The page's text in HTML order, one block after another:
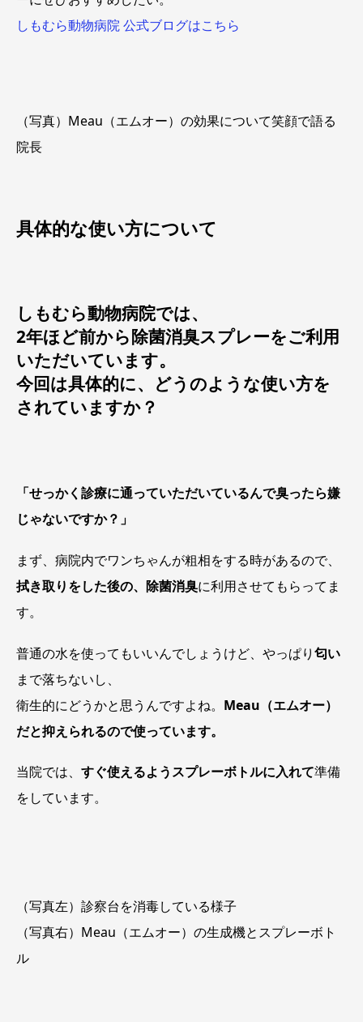
しもむら動物病院 公式ブログはこちら
（写真）Meau（エムオー）の効果について笑顔で語る
院長
具体的な使い方について
しもむら動物病院では、
2年ほど前から除菌消臭スプレーをご利用
いただいています。
今回は具体的に、どうのような使い方を
されていますか？
「せっかく診療に通っていただいているんで臭ったら嫌
じゃないですか？」
まず、病院内でワンちゃんが粗相をする時があるので、
拭き取りをした後の、除菌消臭に利用させてもらってま
す。
普通の水を使ってもいいんでしょうけど、やっぱり匂い
まで落ちないし、
衛生的にどうかと思うんですよね。 Meau（エムオー）
だと抑えられるので使っています。
当院では、 すぐ使えるようスプレーボトルに入れて準備
をしています。
（写真左）診察台を消毒している様子
（写真右）Meau（エムオー）の生成機とスプレーボト
ル